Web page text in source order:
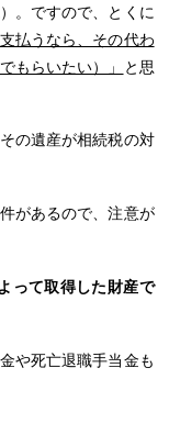
。ですので、とくに
払うなら、その代わ
もらいたい）」
と思
の遺産が相続税の対
があるので、注意が
って取得した財産で
や死亡退職手当金も